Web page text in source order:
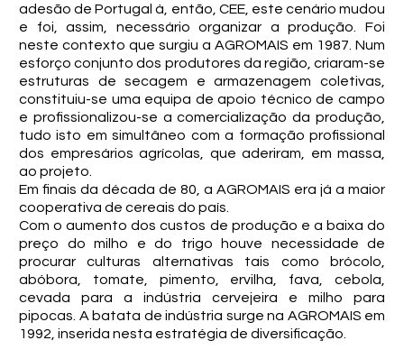
adesão de Portugal à, então, CEE, este cenário mudou
e foi, assim, necessário organizar a produção. Foi
neste contexto que surgiu a AGROMAIS em 1987. Num
esforço conjunto dos produtores da região, criaram-se
estruturas de secagem e armazenagem coletivas,
constituiu-se uma equipa de apoio técnico de campo
e profissionalizou-se a comercialização da produção,
tudo isto em simultâneo com a formação profissional
dos empresários agrícolas, que aderiram, em massa,
ao projeto.
Em finais da década de 80, a AGROMAIS era já a maior
cooperativa de cereais do país.
Com o aumento dos custos de produção e a baixa do
preço do milho e do trigo houve necessidade de
procurar culturas alternativas tais como brócolo,
abóbora, tomate, pimento, ervilha, fava, cebola,
cevada para a indústria cervejeira e milho para
pipocas. A batata de indústria surge na AGROMAIS em
1992, inserida nesta estratégia de diversificação.